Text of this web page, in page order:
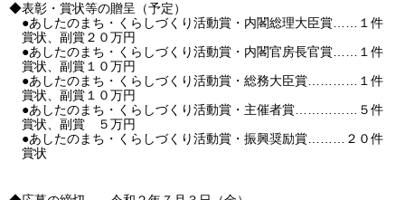
◆表彰・賞状等の贈呈 （予定）
●あしたのまち・くらしづくり活動賞・内閣総理大臣賞……１件
賞状、副賞２０万円
●あしたのまち・くらしづくり活動賞・内閣官房長官賞……１件
賞状、副賞１０万円
●あしたのまち・くらしづくり活動賞・総務大臣賞…………１件
賞状、副賞１０万円
●あしたのまち・くらしづくり活動賞・主催者賞……………５件
賞状、副賞 ５万円
●あしたのまち・くらしづくり活動賞・振興奨励賞………２０件
賞状